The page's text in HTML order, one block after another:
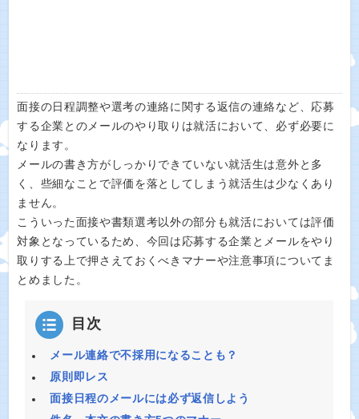
面接の日程調整や選考の連絡に関する返信の連絡など、応募
する企業とのメールのやり取りは就活において、必ず必要に
なります。
メールの書き方がしっかりできていない就活生は意外と多
く、些細なことで評価を落としてしまう就活生は少なくあり
ません。
こういった面接や書類選考以外の部分も就活においては評価
対象となっているため、今回は応募する企業とメールをやり
取りする上で押さえておくべきマナーや注意事項についてま
とめました。
目次
メール連絡で不採用になることも？
原則即レス
面接日程のメールには必ず返信しよう